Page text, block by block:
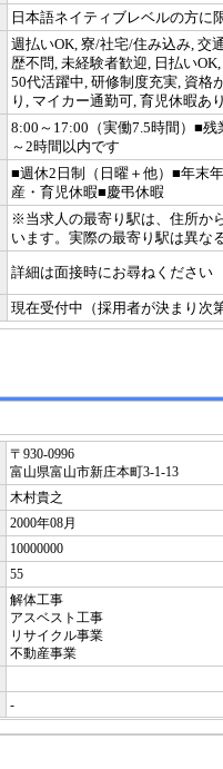
日本語ネイティブレベルの方に
週払いOK, 寮/社宅/住み込み, 交
歴不問, 未経験者歓迎, 日払い
50代活躍中, 研修制度充実, 資格
り, マイカー通勤可, 育児休暇あ
8:00～17:00（実働7.5時間）■
～2時間以内です
■週休2日制（日曜＋他）■年末
産・育児休暇■慶弔休暇
※当求人の最寄り駅は、住所か
います。実際の最寄り駅は異な
詳細は面接時にお尋ねください
現在受付中（採用者が決まり次
〒930-0996
富山県富山市新庄本町3-1-13
木村貴之
2000年08月
10000000
55
解体工事
アスベスト工事
リサイクル事業
不動産事業
-